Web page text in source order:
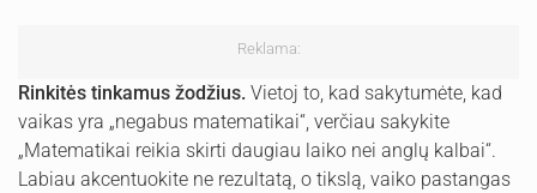
Reklama:
Rinkitės tinkamus žodžius. Vietoj to, kad sakytumėte, kad
vaikas yra „negabus matematikai“, verčiau sakykite
„Matematikai reikia skirti daugiau laiko nei anglų kalbai“.
Labiau akcentuokite ne rezultatą, o tikslą, vaiko pastangas